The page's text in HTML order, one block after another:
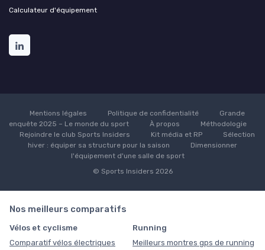
Calculateur d'équipement
Mentions légales Politique de confidentialité
Grande
enquête 2025 – Le monde du sport
À propos
Méthodologie
Rejoindre le club Sports Insiders
Kit média et RP
Sélection
hiver : équiper sa structure pour la saison
Dimensionner
l'équipement d'une salle de sport
© Sports Insiders 2026
Nos meilleurs comparatifs
Vélos et cyclisme
Comparatif vélos électriques
Running
Meilleurs montres gps de running